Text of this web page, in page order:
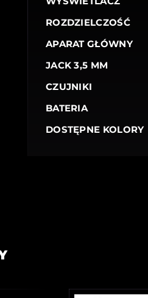
ROZDZIELCZOŚĆ
APARAT GŁÓWNY
JACK 3,5 MM
CZUJNIKI
BATERIA
DOSTĘPNE KOLORY